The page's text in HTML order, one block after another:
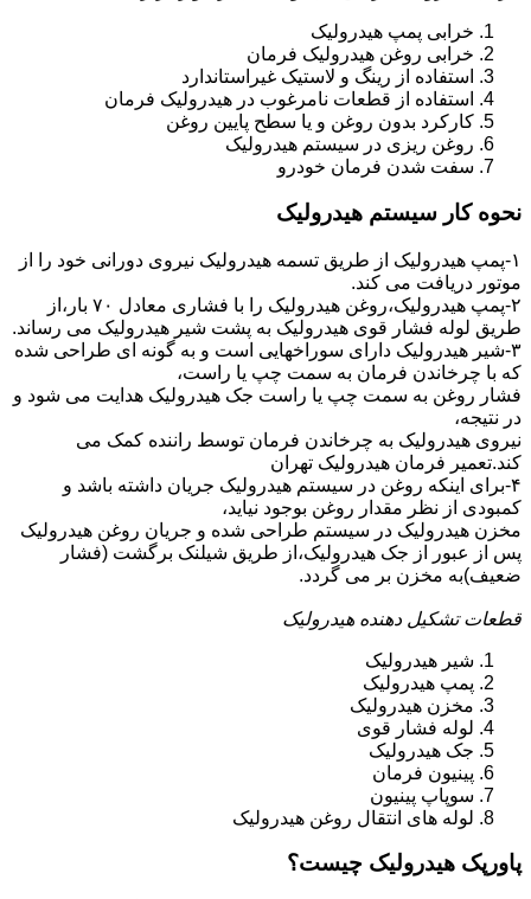
خرابی پمپ هیدرولیک
خرابی روغن هیدرولیک فرمان
استفاده از رینگ و لاستیک غیراستاندارد
استفاده از قطعات نامرغوب در هیدرولیک فرمان
کارکرد بدون روغن و یا سطح پایین روغن
روغن ریزی در سیستم هیدرولیک
سفت شدن فرمان خودرو
نحوه کار سیستم هیدرولیک
۱-پمپ هیدرولیک از طریق تسمه هیدرولیک نیروی دورانی خود را از
موتور دریافت می کند.
۲-پمپ هیدرولیک،روغن هیدرولیک را با فشاری معادل ۷۰ بار،از
طریق لوله فشار قوی هیدرولیک به پشت شیر هیدرولیک می رساند.
۳-شیر هیدرولیک دارای سوراخهایی است و به گونه ای طراحی شده
که با چرخاندن فرمان به سمت چپ یا راست،
فشار روغن به سمت چپ یا راست جک هیدرولیک هدایت می شود و
در نتیجه،
نیروی هیدرولیک به چرخاندن فرمان توسط راننده کمک می
کند.تعمیر فرمان هیدرولیک تهران
۴-برای اینکه روغن در سیستم هیدرولیک جریان داشته باشد و
کمبودی از نظر مقدار روغن بوجود نیاید،
مخزن هیدرولیک در سیستم طراحی شده و جریان روغن هیدرولیک
پس از عبور از جک هیدرولیک،از طریق شیلنک برگشت (فشار
ضعیف)به مخزن بر می گردد.
قطعات تشکیل دهنده هیدرولیک
شیر هیدرولیک
پمپ هیدرولیک
مخزن هیدرولیک
لوله فشار قوی
جک هیدرولیک
پینیون فرمان
سوپاپ پینیون
لوله های انتقال روغن هیدرولیک
پاورپک هیدرولیک چیست؟